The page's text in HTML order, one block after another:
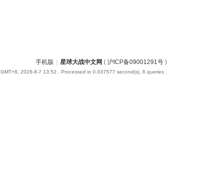
手机版 星球大战中文网 ( 沪ICP备09001291号 )
GMT+8, 2026-8-7 13:52 , Processed in 0.037577 second(s), 8 queries .